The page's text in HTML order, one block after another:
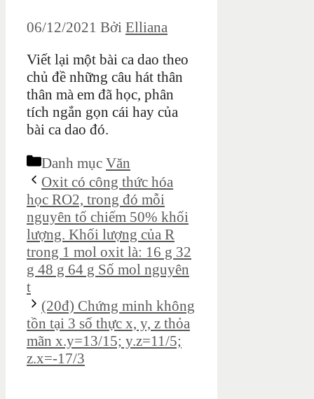
06/12/2021 Bởi Elliana
Viết lại một bài ca dao theo
chủ đề những câu hát thân
thân mà em đã học, phân
tích ngắn gọn cái hay của
bài ca dao đó.
Danh mục Văn
Oxit có công thức hóa
học RO2, trong đó mỗi
nguyên tố chiếm 50% khối
lượng. Khối lượng của R
trong 1 mol oxit là: 16 g 32
g 48 g 64 g Số mol nguyên
t
(20đ) Chứng minh không
tồn tại 3 số thực x, y, z thỏa
mãn x.y=13/15; y.z=11/5;
z.x=-17/3